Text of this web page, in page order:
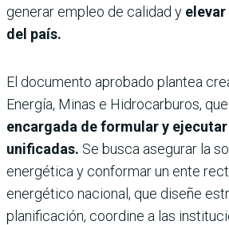
generar empleo de calidad y
del país.
El documento aprobado plantea
Energía, Minas e Hidrocarburos,
encargada de formular y
unificadas. Se busca asegurar la
energética y conformar un ente
energético nacional, que diseñe
planificación, coordine a las